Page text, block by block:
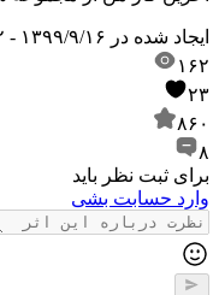
ایجاد شده در ۱۳۹۹/۹/۱۶ - ۸:۵۲
۱۶۲
۲۳
۸۶۰
۸
برای ثبت نظر باید
وارد حسابت بشی